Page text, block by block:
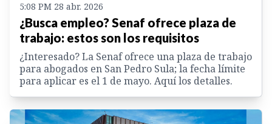
5:08 PM 28 abr. 2026
¿Busca empleo? Senaf ofrece plaza de
trabajo: estos son los requisitos
¿Interesado? La Senaf ofrece una plaza de trabajo
para abogados en San Pedro Sula; la fecha límite
para aplicar es el 1 de mayo. Aquí los detalles.